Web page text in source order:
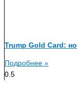
Trump Gold Card:
Подробнее »